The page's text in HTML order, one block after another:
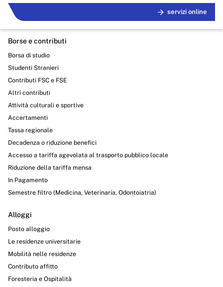
servizi online
Borse e contributi
Borsa di studio
Studenti Stranieri
Contributi FSC e FSE
Altri contributi
Attività culturali e sportive
Accertamenti
Tassa regionale
Decadenza o riduzione benefici
Accesso a tariffa agevolata al trasporto pubblico locale
Riduzione della tariffa mensa
In Pagamento
Semestre filtro (Medicina, Veterinaria, Odontoiatria)
Alloggi
Posto alloggio
Le residenze universitarie
Mobilità nelle residenze
Contributo affitto
Foresteria e Ospitalità